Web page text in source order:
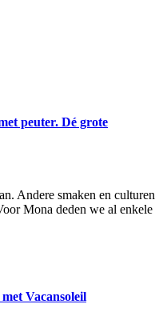
peuter. Dé grote
Andere smaken en culturen
Mona deden we al enkele
Vacansoleil